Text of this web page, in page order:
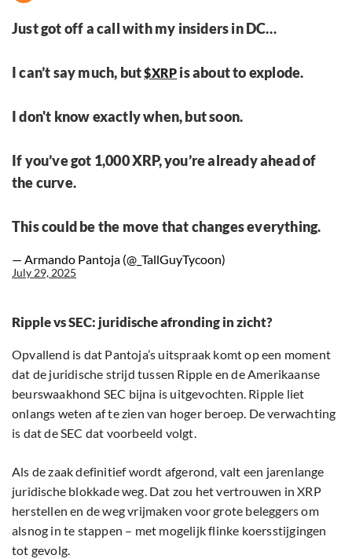
Just got off a call with my insiders in DC…
I can’t say much, but$XRP is about to explode.
I don't know exactly when, but soon.
If you’ve got 1,000 XRP, you’re already ahead of
the curve.
This could be the move that changes everything.
— Armando Pantoja (@_TallGuyTycoon)
July 29, 2025
Ripple vs SEC: juridische afronding in zicht?
Opvallend is dat Pantoja’s uitspraak komt op een moment
dat de juridische strijd tussen Ripple en de Amerikaanse
beurswaakhond SEC bijna is uitgevochten. Ripple liet
onlangs weten af te zien van hoger beroep. De verwachting
is dat de SEC dat voorbeeld volgt.
Als de zaak definitief wordt afgerond, valt een jarenlange
juridische blokkade weg. Dat zou het vertrouwen in XRP
herstellen en de weg vrijmaken voor grote beleggers om
alsnog in te stappen – met mogelijk flinke koersstijgingen
tot gevolg.